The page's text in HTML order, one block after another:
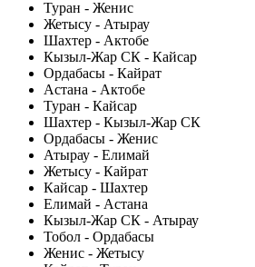
Туран - Женис
Жетысу - Атырау
Шахтер - Актобе
Кызыл-Жар СК - Кайсар
Ордабасы - Кайрат
Астана - Актобе
Туран - Кайсар
Шахтер - Кызыл-Жар СК
Ордабасы - Женис
Атырау - Елимай
Жетысу - Кайрат
Кайсар - Шахтер
Елимай - Астана
Кызыл-Жар СК - Атырау
Тобол - Ордабасы
Женис - Жетысу